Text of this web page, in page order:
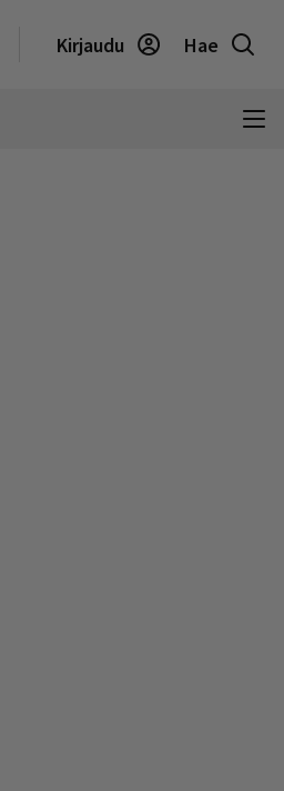
Kirjaudu Hae